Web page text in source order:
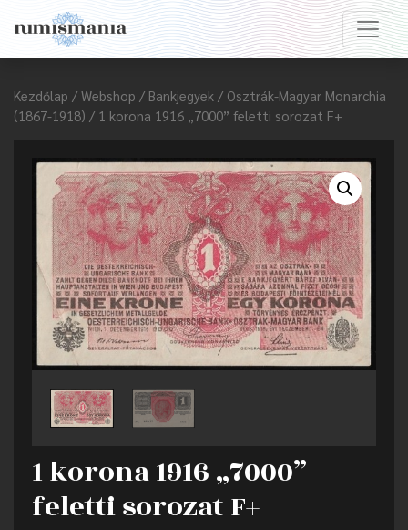
Kezdőlap / Webshop / Bankjegyek / Osztrák-Magyar Monarchia
(1867-1918) / 1 korona 1916 „7000” feletti sorozat F+
1 korona 1916 „7000”
feletti sorozat F+